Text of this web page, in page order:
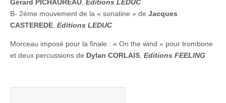
Gérard PICHAUREAU Editions LEDUC
B- 2ème mouvement de la « sonatine » de Jacques
CASTEREDE Editions LEDUC
Morceau imposé pour la finale : « On the wind » pour trombone
et deux percussions de Dylan CORLAIS Editions FEELING